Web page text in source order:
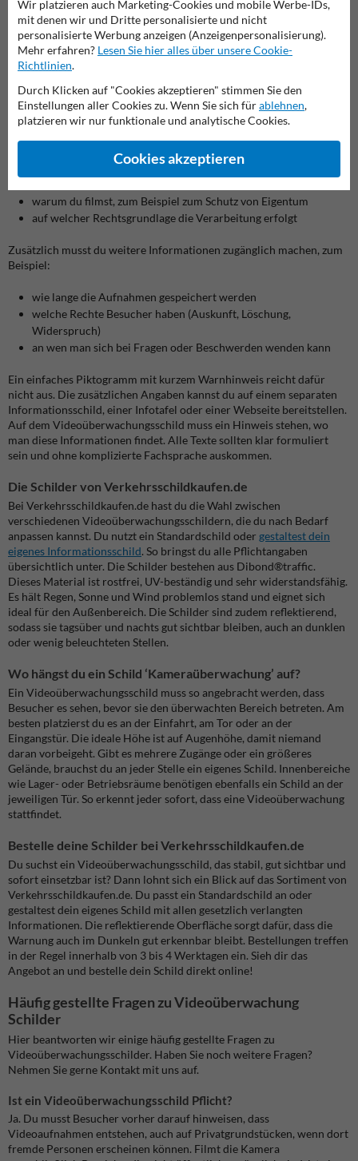
Hofeinfahrten und an Wohnhäusern.
Welche Angaben muss ein Videoüberwachungs Schild
enthalten?
Wenn du deine Kamera nach DSGVO-Vorgaben betreibst, muss dein
Kameraüberwachungsschild bestimmte Informationen enthalten.
Die Angaben sollen leicht verständlich und gut lesbar sein.Auf dem
Schild müssen stehen:
dass Videoaufnahmen gemacht werden (Text oder Piktogramm)
wer für die Kameras verantwortlich ist (Name und
warum du filmst, zum Beispiel zum Schutz von Eigentum
auf welcher Rechtsgrundlage die Verarbeitung erfolgt
Zusätzlich musst du weitere Informationen zugänglich machen, zum
Beispiel:
wie lange die Aufnahmen gespeichert werden
welche Rechte Besucher haben (Auskunft, Löschung,
Widerspruch)
an wen man sich bei Fragen oder Beschwerden wenden kann
Ein einfaches Piktogramm mit kurzem Warnhinweis reicht dafür
nicht aus. Die zusätzlichen Angaben kannst du auf einem separaten
Informationsschild, einer Infotafel oder einer Webseite bereitstellen.
Auf dem Videoüberwachungsschild muss ein Hinweis stehen, wo
man diese Informationen findet. Alle Texte sollten klar formuliert
sein und ohne komplizierte Fachsprache auskommen.
Die Schilder von Verkehrsschildkaufen.de
Bei Verkehrsschildkaufen.de hast du die Wahl zwischen
verschiedenen Videoüberwachungsschildern, die du nach Bedarf
anpassen kannst. Du nutzt ein Standardschild oder gestaltest dein
eigenes Informationsschild. So bringst du alle Pflichtangaben
übersichtlich unter. Die Schilder bestehen aus Dibond®traffic.
Dieses Material ist rostfrei, UV-beständig und sehr widerstandsfähig.
Es hält Regen, Sonne und Wind problemlos stand und eignet sich
ideal für den Außenbereich. Die Schilder sind zudem reflektierend,
sodass sie tagsüber und nachts gut sichtbar bleiben, auch an dunklen
oder wenig beleuchteten Stellen.
Wo hängst du ein Schild ‘Kameraüberwachung’ auf?
Ein Videoüberwachungsschild muss so angebracht werden, dass
Besucher es sehen, bevor sie den überwachten Bereich betreten. Am
besten platzierst du es an der Einfahrt, am Tor oder an der
Eingangstür. Die ideale Höhe ist auf Augenhöhe, damit niemand
daran vorbeigeht. Gibt es mehrere Zugänge oder ein größeres
Gelände, brauchst du an jeder Stelle ein eigenes Schild. Innenbereiche
wie Lager- oder Betriebsräume benötigen ebenfalls ein Schild an der
jeweiligen Tür. So erkennt jeder sofort, dass eine Videoüberwachung
stattfindet.
Bestelle deine Schilder bei Verkehrsschildkaufen.de
Du suchst ein Videoüberwachungsschild, das stabil, gut sichtbar und
sofort einsetzbar ist? Dann lohnt sich ein Blick auf das Sortiment von
Verkehrsschildkaufen.de. Du passt ein Standardschild an oder
gestaltest dein eigenes Schild mit allen gesetzlich verlangten
Informationen. Die reflektierende Oberfläche sorgt dafür, dass die
Warnung auch im Dunkeln gut erkennbar bleibt. Bestellungen treffen
in der Regel innerhalb von 3 bis 4 Werktagen ein. Sieh dir das
Angebot an und bestelle dein Schild direkt online!
Häufig gestellte Fragen zu Videoüberwachung
Schilder
Hier beantworten wir einige häufig gestellte Fragen zu
Videoüberwachungsschilder. Haben Sie noch weitere Fragen?
Nehmen Sie gerne Kontakt mit uns auf.
Ist ein Videoüberwachungsschild Pflicht?
Ja. Du musst Besucher vorher darauf hinweisen, dass
Videoaufnahmen entstehen, auch auf Privatgrundstücken, wenn dort
fremde Personen erscheinen können. Filmt die Kamera
Wir platzieren auch Marketing-Cookies und mobile Werbe-IDs,
mit denen wir und Dritte personalisierte und nicht
personalisierte Werbung anzeigen (Anzeigenpersonalisierung).
Mehr erfahren? Lesen Sie hier alles über unsere Cookie-
Richtlinien.
Durch Klicken auf "Cookies akzeptieren" stimmen Sie den
Einstellungen aller Cookies zu. Wenn Sie sich fürablehnen,
platzieren wir nur funktionale und analytische Cookies.
Cookies akzeptieren